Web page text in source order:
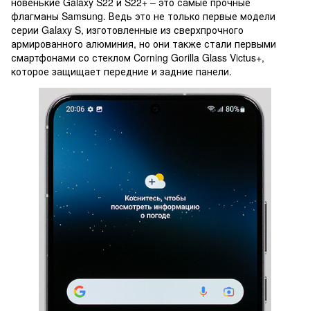
флагманы Samsung. Ведь это не только первые модели
серии Galaxy S, изготовленные из сверхпрочного
армированного алюминия, но они также стали первыми
смартфонами со стеклом Corning Gorilla Glass Victus+,
которое защищает передние и задние панели.